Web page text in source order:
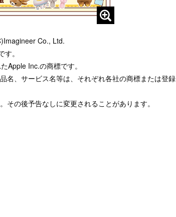
Co., Ltd.
。
Apple Inc.の商標です。
名、サービス名等は、それぞれ各社の商標または登録
の後予告なしに変更されることがあります。